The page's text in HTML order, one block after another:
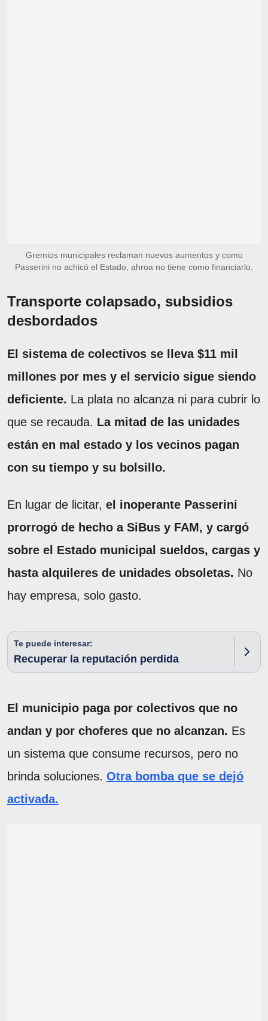
Gremios municipales reclaman nuevos aumentos y como
Passerini no achicó el Estado, ahroa no tiene como financiarlo.
Transporte colapsado, subsidios
desbordados
El sistema de colectivos se lleva $11 mil
millones por mes y el servicio sigue siendo
deficiente. La plata no alcanza ni para cubrir lo
que se recauda. La mitad de las unidades
están en mal estado y los vecinos pagan
con su tiempo y su bolsillo.
En lugar de licitar, el inoperante Passerini
prorrogó de hecho a SiBus y FAM, y cargó
sobre el Estado municipal sueldos, cargas y
hasta alquileres de unidades obsoletas. No
hay empresa, solo gasto.
Te puede interesar:
Recuperar la reputación perdida
El municipio paga por colectivos que no
andan y por choferes que no alcanzan. Es
un sistema que consume recursos, pero no
brinda soluciones. Otra bomba que se dejó
activada.